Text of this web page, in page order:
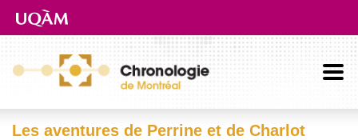
Aller directement au contenu principal
Les aventures de Perrine et de Charlot